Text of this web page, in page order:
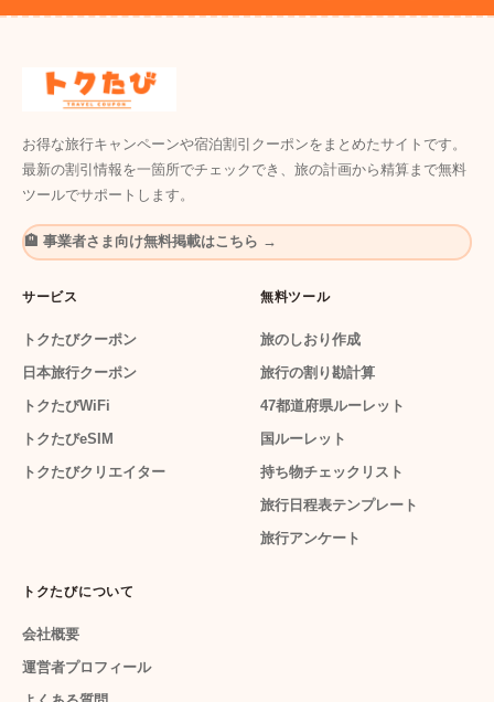
お得な旅行キャンペーンや宿泊割引クーポンをまとめたサイトです。
最新の割引情報を一箇所でチェックでき、旅の計画から精算まで無料
ツールでサポートします。
🏨 事業者さま向け無料掲載はこちら →
サービス
トクたびクーポン
日本旅行クーポン
トクたびWiFi
トクたびeSIM
トクたびクリエイター
無料ツール
旅のしおり作成
旅行の割り勘計算
47都道府県ルーレット
国ルーレット
持ち物チェックリスト
旅行日程表テンプレート
旅行アンケート
トクたびについて
会社概要
運営者プロフィール